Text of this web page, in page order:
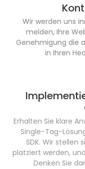
Wir werden uns
melden, Ihre
Genehmigung die
in Ihren
Erhalten Sie klare
Single-Tag-
SDK. Wir stellen
platziert werden,
Denken Sie